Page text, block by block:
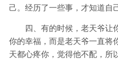
己。经历了一些事，才知道自
四、有的时候，老天爷让
你的幸福，而是老天爷一直将
天都心疼你，觉得他不配，所